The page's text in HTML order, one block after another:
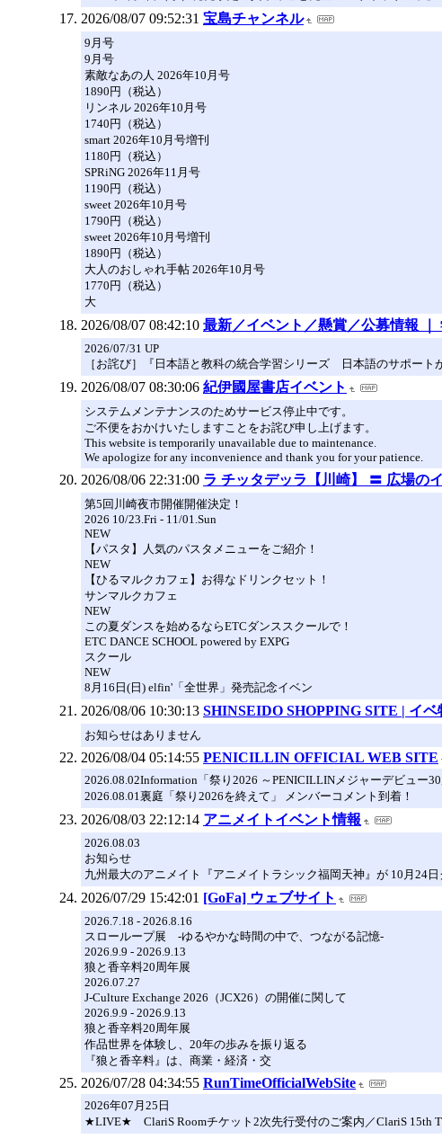
2026/08/07 09:52:31 宝島チャンネル
9月号
9月号
素敵なあの人 2026年10月号
1890円（税込）
リンネル 2026年10月号
1740円（税込）
smart 2026年10月号増刊
1180円（税込）
SPRiNG 2026年11月号
1190円（税込）
sweet 2026年10月号
1790円（税込）
sweet 2026年10月号増刊
1890円（税込）
大人のおしゃれ手帖 2026年10月号
1770円（税込）
大
2026/08/07 08:42:10 最新／イベント／懸賞／公募情報 ｜
2026/07/31 UP
［お詫び］『日本語と教科の統合学習シリーズ 日本語のサポー
2026/08/07 08:30:06 紀伊國屋書店イベント
システムメンテナンスのためサービス停止中です。
ご不便をおかけいたしますことをお詫び申し上げます。
This website is temporarily unavailable due to maintenance.
We apologize for any inconvenience and thank you for your patience.
2026/08/06 22:31:00 ラ チッタデッラ【川崎】 〓 広場の
第5回川崎夜市開催開催決定！
2026 10/23.Fri - 11/01.Sun
NEW
【パスタ】人気のパスタメニューをご紹介！
NEW
【ひるマルクカフェ】お得なドリンクセット！
サンマルクカフェ
NEW
この夏ダンスを始めるならETCダンススクールで！
ETC DANCE SCHOOL powered by EXPG
スクール
NEW
8月16日(日) elfin'「全世界」発売記念イベン
2026/08/06 10:30:13 SHINSEIDO SHOPPING SITE | イベ
お知らせはありません
2026/08/04 05:14:55 PENICILLIN OFFICIAL WEB SITE
2026.08.02Information「祭り2026 ～PENICILLINメジャーデビュー
2026.08.01裏庭「祭り2026を終えて」 メンバーコメント到着！
2026/08/03 22:12:14 アニメイトイベント情報
2026.08.03
お知らせ
九州最大のアニメイト『アニメイトラシック福岡天神』が 10月24
2026/07/29 15:42:01 [GoFa] ウェブサイト
2026.7.18 - 2026.8.16
スローループ展 ‐ゆるやかな時間の中で、つながる記憶‐
2026.9.9 - 2026.9.13
狼と香辛料20周年展
2026.07.27
J-Culture Exchange 2026（JCX26）の開催に関して
2026.9.9 - 2026.9.13
狼と香辛料20周年展
作品世界を体験し、20年の歩みを振り返る
『狼と香辛料』は、商業・経済・交
2026/07/28 04:34:55 RunTimeOfficialWebSite
2026年07月25日
★LIVE★ ClariS Roomチケット2次先行受付のご案内／ClariS 15th